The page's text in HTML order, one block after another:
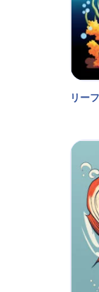
リー